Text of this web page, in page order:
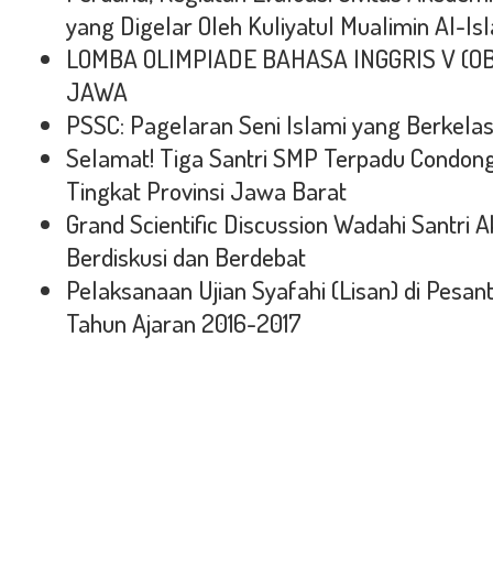
yang Digelar Oleh Kuliyatul Mualimin Al-
LOMBA OLIMPIADE BAHASA INGGRIS V
JAWA
PSSC: Pagelaran Seni Islami yang Berkelas
Selamat! Tiga Santri SMP Terpadu
Tingkat Provinsi Jawa Barat
Grand Scientific Discussion Wadahi Santri
Berdiskusi dan Berdebat
Pelaksanaan Ujian Syafahi (Lisan) di
Tahun Ajaran 2016-2017